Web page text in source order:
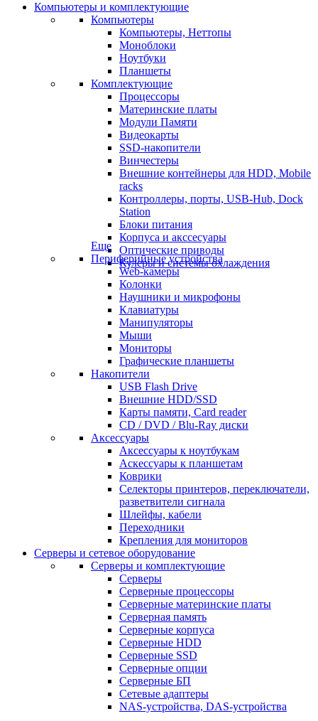
Компьютеры и комплектующие
Компьютеры
Компьютеры, Неттопы
Моноблоки
Ноутбуки
Планшеты
Комплектующие
Процессоры
Материнские платы
Модули Памяти
Видеокарты
SSD-накопители
Винчестеры
Внешние контейнеры для HDD, Mobile
racks
Контроллеры, порты, USB-Hub, Dock
Station
Блоки питания
Корпуса и акссесуары
Оптические приводы
Кулеры и системы охлаждения
Еще
Периферийные устройства
Web-камеры
Колонки
Наушники и микрофоны
Клавиатуры
Манипуляторы
Мыши
Мониторы
Графические планшеты
Накопители
USB Flash Drive
Внешние HDD/SSD
Карты памяти, Card reader
CD / DVD / Blu-Ray диски
Аксессуары
Аксессуары к ноутбукам
Аскессуары к планшетам
Коврики
Селекторы принтеров, переключатели,
разветвители сигнала
Шлейфы, кабели
Переходники
Крепления для мониторов
Серверы и сетевое оборудование
Серверы и комплектующие
Серверы
Серверные процессоры
Серверные материнские платы
Серверная память
Серверные корпуса
Серверные HDD
Серверные SSD
Серверные опции
Серверные БП
Сетевые адаптеры
NAS-устройства, DAS-устройства